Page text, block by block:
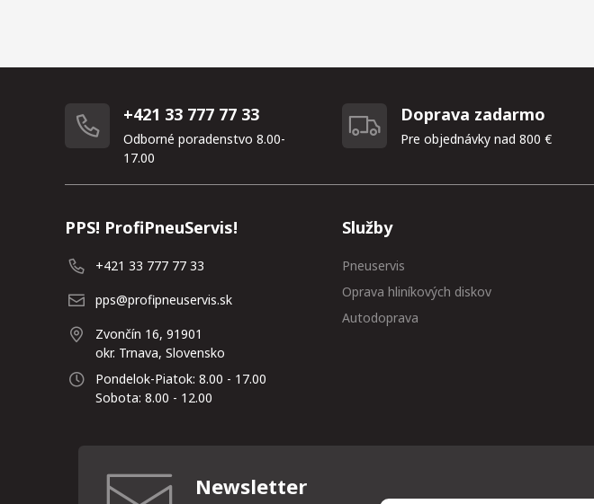
+421 33 777 77 33
Odborné poradenstvo 8.00-
17.00
Doprava zadarmo
Pre objednávky nad 800 €
PPS! ProfiPneuServis!
+421 33 777 77 33
pps@profipneuservis.sk
Zvončín 16, 91901
okr. Trnava, Slovensko
Pondelok-Piatok: 8.00 - 17.00
Sobota: 8.00 - 12.00
Služby
Pneuservis
Oprava hliníkových diskov
Autodoprava
Newsletter